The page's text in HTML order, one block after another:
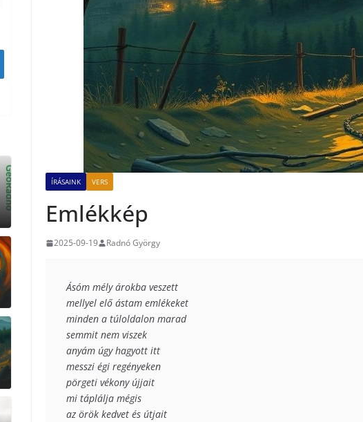
ÍRÁSAINK VERS
Emlékkép
2025-09-19 Radnó György
Ásóm mély árokba veszett
mellyel elő ástam emlékeket
minden a túloldalon marad
semmit nem viszek
anyám úgy hagyott itt
messzi égi regényeken
pörgeti vékony újjait
mi táplálja mégis
az örök kedvet és útjait